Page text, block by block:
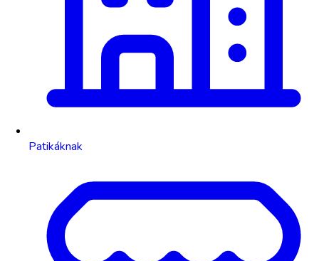
Patikáknak